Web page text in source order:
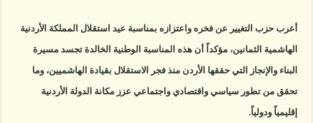
أعرب حزب التغيير عن فخره واعتزازه بمناسبة عيد استقلال المملكة الأردنية
الهاشمية الثمانين، مؤكداً أن هذه المناسبة الوطنية الخالدة تجسد مسيرة
البناء والإنجاز التي حققها الأردن منذ فجر الاستقلال بقيادة الهاشميين، وما
تحقق من تطور سياسي واقتصادي واجتماعي عزز مكانة الدولة الأردنية
إقليمياً ودولياً.